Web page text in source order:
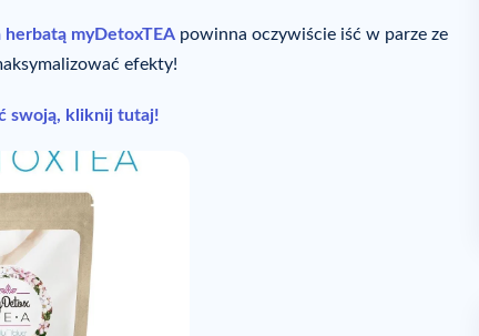
herbatą myDetoxTEA powinna oczywiście iść w parze ze
efekty!
swoją, kliknij tutaj!